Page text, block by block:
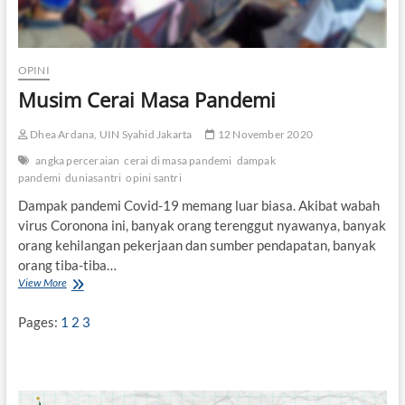
OPINI
Musim Cerai Masa Pandemi
Dhea Ardana, UIN Syahid Jakarta
12 November 2020
angka perceraian cerai di masa pandemi dampak
pandemi duniasantri opini santri
Dampak pandemi Covid-19 memang luar biasa. Akibat wabah
virus Coronona ini, banyak orang terenggut nyawanya, banyak
orang kehilangan pekerjaan dan sumber pendapatan, banyak
orang tiba-tiba…
View MoreM
i
Pages: 1 2 3